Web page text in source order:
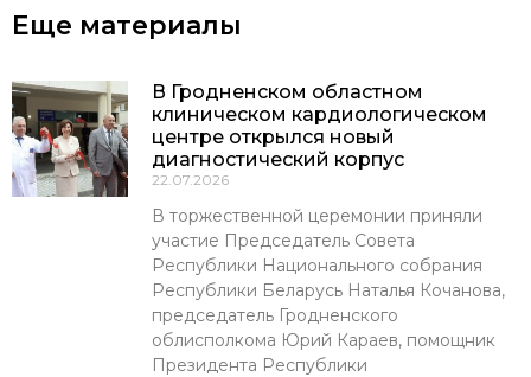
Еще материалы
В Гродненском областном
клиническом кардиологическом
центре открылся новый
диагностический корпус
22.07.2026
В торжественной церемонии приняли
участие Председатель Совета
Республики Национального собрания
Республики Беларусь Наталья Кочанова,
председатель Гродненского
облисполкома Юрий Караев, помощник
Президента Республики